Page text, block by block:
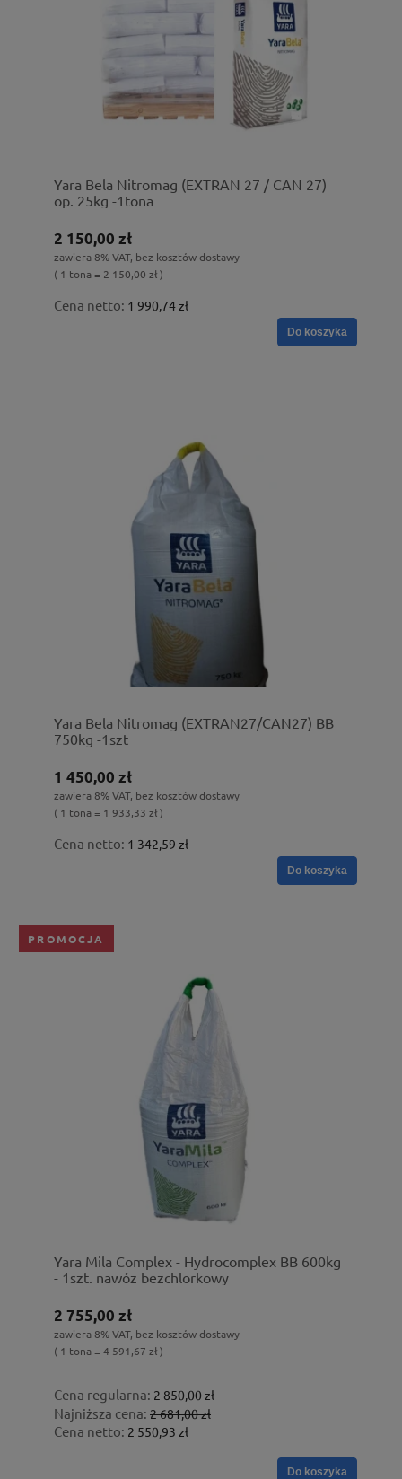
Yara Bela Nitromag (EXTRAN 27 / CAN 27)
op. 25kg -1tona
2 150,00 zł
zawiera 8% VAT, bez kosztów dostawy
( 1 tona = 2 150,00 zł )
Cena netto: 1 990,74 zł
Do koszyka
Yara Bela Nitromag (EXTRAN27/CAN27) BB
750kg -1szt
1 450,00 zł
zawiera 8% VAT, bez kosztów dostawy
( 1 tona = 1 933,33 zł )
Cena netto: 1 342,59 zł
Do koszyka
Yara Mila Complex - Hydrocomplex BB 600kg
- 1szt. nawóz bezchlorkowy
2 755,00 zł
zawiera 8% VAT, bez kosztów dostawy
( 1 tona = 4 591,67 zł )
Cena regularna: 2 850,00 zł
Najniższa cena: 2 681,00 zł
Cena netto: 2 550,93 zł
Do koszyka
PROMOCJA